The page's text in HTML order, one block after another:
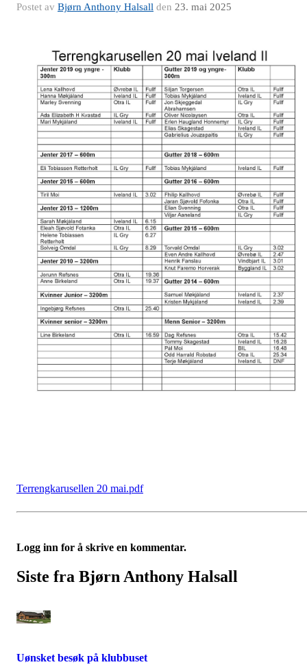
Postet av Bjørn Anthony Halsall den 23. mai 2025
Terrengkarusellen 20 mai.pdf
Logg inn for å skrive en kommentar.
Siste fra Bjørn Anthony Halsall
Uønsket besøk på klubbuset